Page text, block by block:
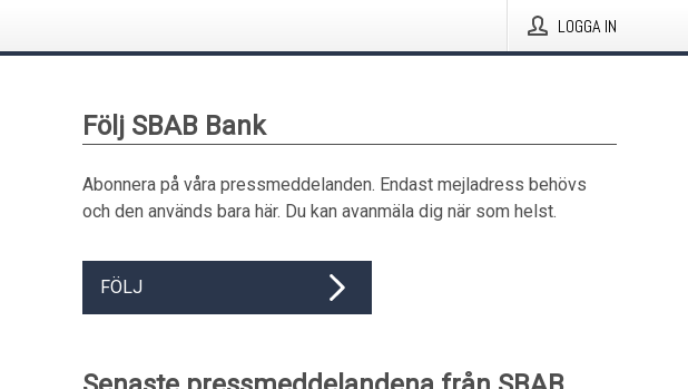
LOGGA IN
Följ SBAB Bank
Abonnera på våra pressmeddelanden. Endast mejladress behövs
och den används bara här. Du kan avanmäla dig när som helst.
FÖLJ